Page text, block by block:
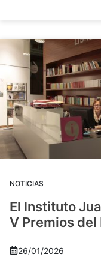
NOTICIAS
El Instituto
V Premios
26/01/2026